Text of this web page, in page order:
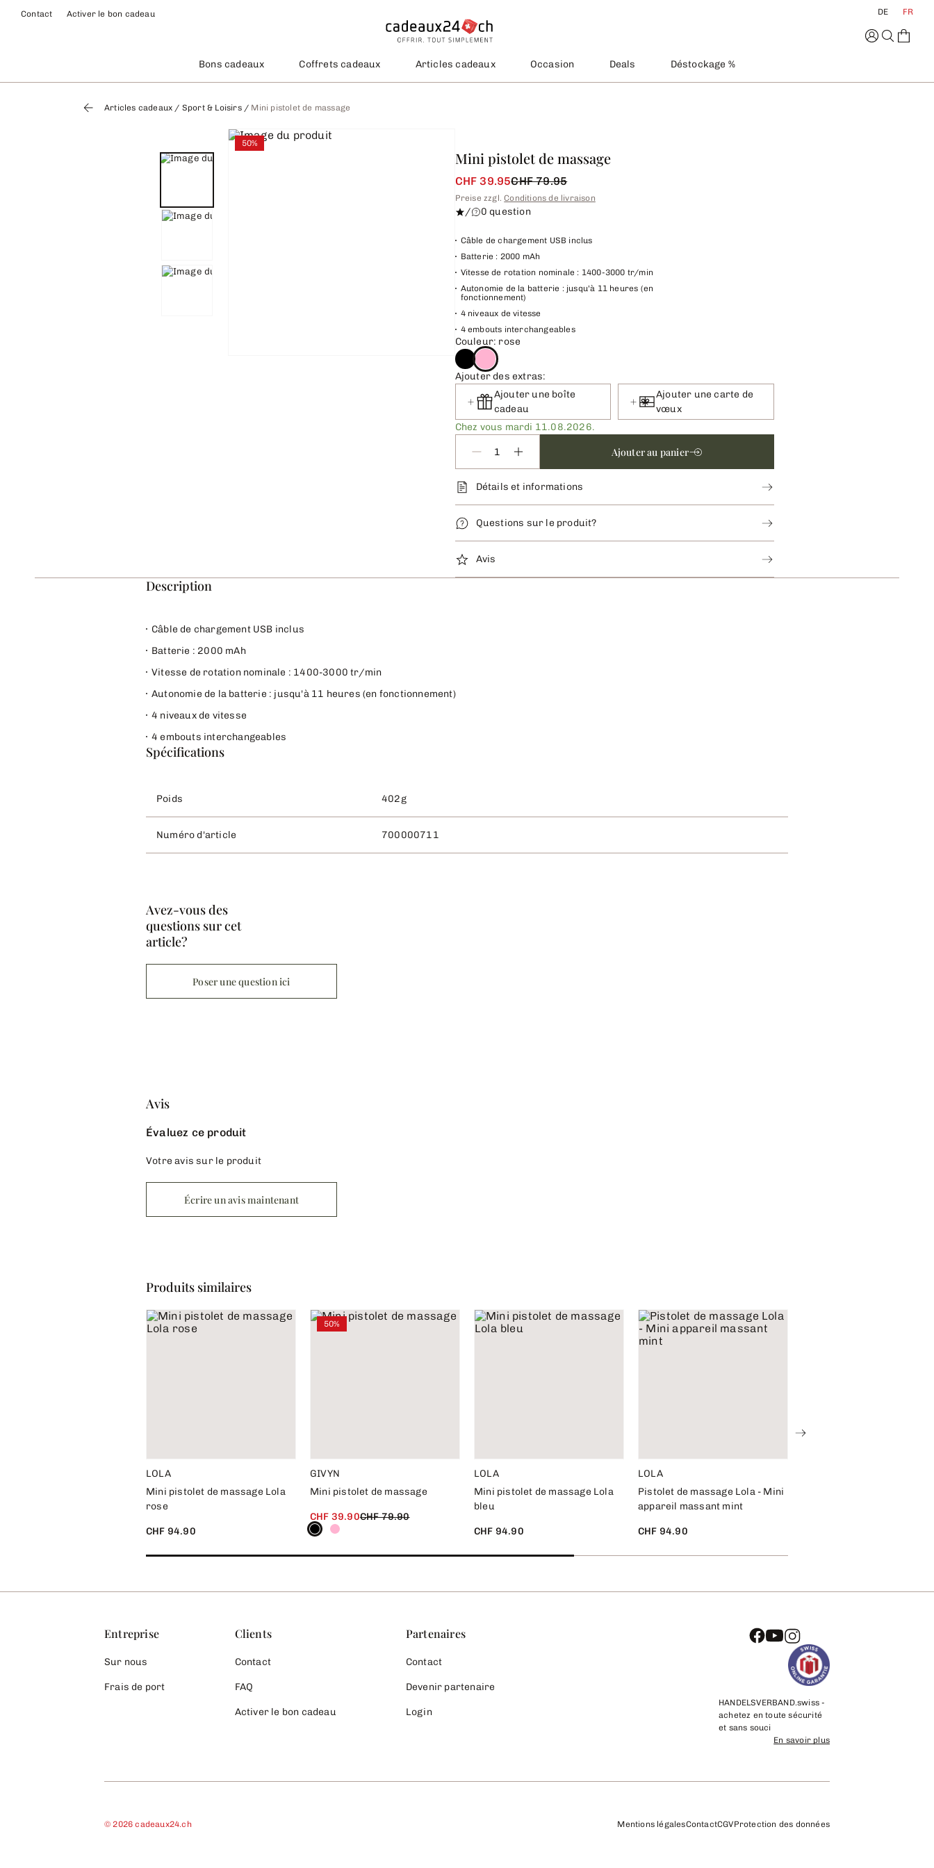
Contact Activer le bon cadeau DE FR
Bons cadeaux Coffrets cadeaux Articles cadeaux Occasion Deals Déstockage %
Articles cadeaux / Sport & Loisirs/ Mini pistolet de massage
50%
Mini pistolet de massage
CHF 39.95CHF 79.95
Preise zzgl. Conditions de livraison
/ 0 question
Câble de chargement USB inclus
Batterie : 2000 mAh
Vitesse de rotation nominale : 1400-3000 tr/min
Autonomie de la batterie : jusqu'à 11 heures (en
fonctionnement)
4 niveaux de vitesse
4 embouts interchangeables
Couleur: rose
Ajouter des extras:
Ajouter une boîte
cadeau
Ajouter une carte de
vœux
Chez vous mardi 11.08.2026.
Ajouter au panier
Détails et informations
Questions sur le produit?
Avis
Description
Câble de chargement USB inclus
Batterie : 2000 mAh
Vitesse de rotation nominale : 1400-3000 tr/min
Autonomie de la batterie : jusqu'à 11 heures (en fonctionnement)
4 niveaux de vitesse
4 embouts interchangeables
Spécifications
Poids 402g
Numéro d'article 700000711
Avez-vous des
questions sur cet
article?
Poser une question ici
Avis
Évaluez ce produit
Votre avis sur le produit
Écrire un avis maintenant
Produits similaires
LOLA
Mini pistolet de massage Lola
rose
CHF 94.90
50%
GIVYN
Mini pistolet de massage
CHF 39.90CHF 79.90
LOLA
Mini pistolet de massage Lola
bleu
CHF 94.90
LOLA
Pistolet de massage Lola - Mini
appareil massant mint
CHF 94.90
Entreprise
Sur nous
Frais de port
Clients
Contact
FAQ
Activer le bon cadeau
Partenaires
Contact
Devenir partenaire
Login
HANDELSVERBAND.swiss -
achetez en toute sécurité
et sans souci
En savoir plus
©2026 cadeaux24.ch Mentions légalesContactCGVProtection des données